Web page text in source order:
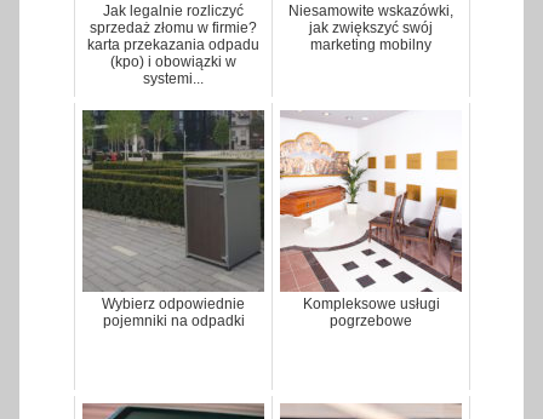
Jak legalnie rozliczyć
sprzedaż złomu w firmie?
karta przekazania odpadu
(kpo) i obowiązki w
systemi...
Niesamowite wskazówki,
jak zwiększyć swój
marketing mobilny
Wybierz odpowiednie
pojemniki na odpadki
Kompleksowe usługi
pogrzebowe